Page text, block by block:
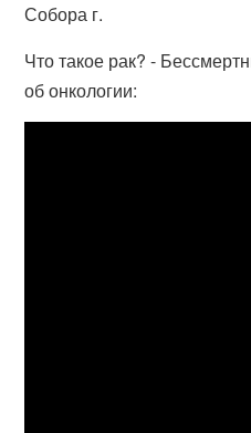
Собора г.
Что такое рак? -
об онкологии: